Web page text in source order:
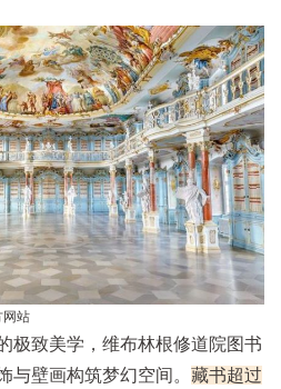
网站
极致美学，维布林根修道院图书
与壁画构筑梦幻空间。 藏书超过